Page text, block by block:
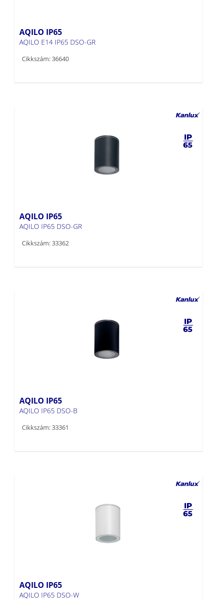
AQILO IP65
AQILO E14 IP65 DSO-GR
Cikkszám: 36640
AQILO IP65
AQILO IP65 DSO-GR
Cikkszám: 33362
AQILO IP65
AQILO IP65 DSO-B
Cikkszám: 33361
AQILO IP65
AQILO IP65 DSO-W